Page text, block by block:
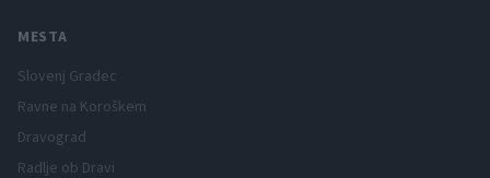
MESTA
Slovenj Gradec
Ravne na Koroškem
Dravograd
Radlje ob Dravi